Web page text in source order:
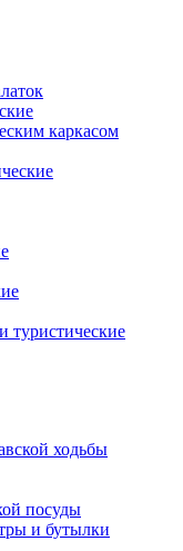
каркасом
ходьбы
посуды
и бутылки